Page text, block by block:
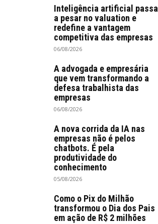
Inteligência artificial passa
a pesar no valuation e
redefine a vantagem
competitiva das empresas
06/08/2026
A advogada e empresária
que vem transformando a
defesa trabalhista das
empresas
06/08/2026
A nova corrida da IA nas
empresas não é pelos
chatbots. É pela
produtividade do
conhecimento
05/08/2026
Como o Pix do Milhão
transformou o Dia dos Pais
em ação de R$ 2 milhões